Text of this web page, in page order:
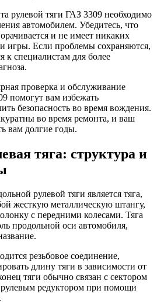
рулевой тяги ГАЗ 3309 необходимо
автомобилем. Убедитесь, что
и не имеет никаких
игры. Если проблемы сохраняются,
к специалистам для более
проверка и обслуживание
помогут вам избежать
безопасность во время вождения.
во время ремонта, и ваш
вам долгие годы.
тяга: структура и
рулевой тяги является тяга,
жесткую металлическую штангу,
с передними колесами. Тяга
продольной оси автомобиля,
резьбовое соединение,
длину тяги в зависимости от
тяги обычно связан с сектором
редуктором при помощи